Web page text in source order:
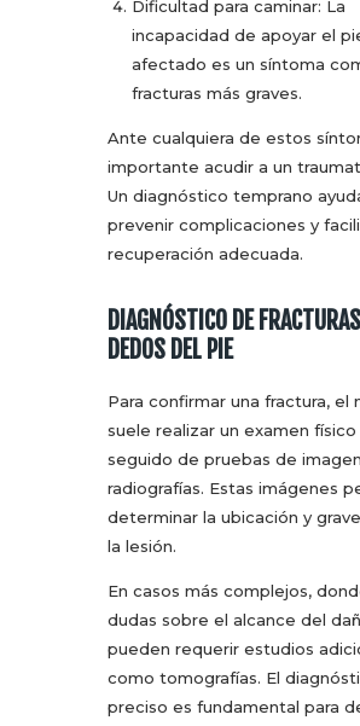
Dificultad para caminar: La
incapacidad de apoyar el
afectado es un síntoma
fracturas más graves.
Ante cualquiera de estos
importante acudir a un
Un diagnóstico temprano
prevenir complicaciones y
recuperación adecuada.
DIAGNÓSTICO DE
DEDOS DEL PIE
Para confirmar una fractura, el
suele realizar un examen físico
seguido de pruebas de
radiografías. Estas imágenes
determinar la ubicación y
la lesión.
En casos más complejos,
dudas sobre el alcance del
pueden requerir estudios
como tomografías. El
preciso es fundamental para